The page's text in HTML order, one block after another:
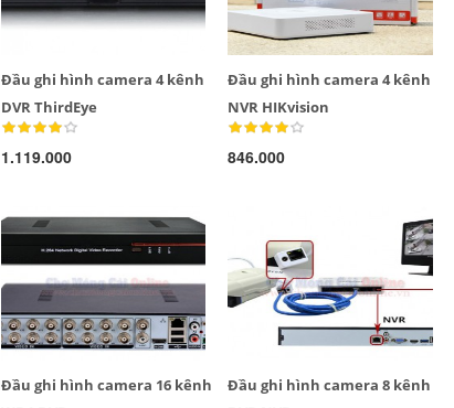
Đầu ghi hình camera 4 kênh
DVR ThirdEye
1.119.000
Đầu ghi hình camera 4 kênh
NVR HIKvision
846.000
Đầu ghi hình camera 16 kênh
Đầu ghi hình camera 8 kênh
LED tuýp cầm tay đa
năng...
Đèn tích điện xách
cho oto tải...
289.000
Máy xay sinh tố đa